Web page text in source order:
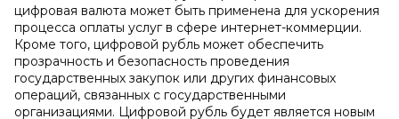
цифровая валюта может быть применена для ускорения
процесса оплаты услуг в сфере интернет-коммерции.
Кроме того, цифровой рубль может обеспечить
прозрачность и безопасность проведения
государственных закупок или других финансовых
операций, связанных с государственными
организациями. Цифровой рубль будет является новым